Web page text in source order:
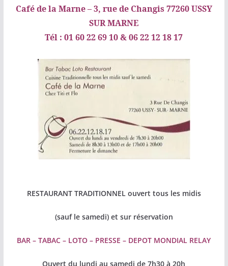
Café de la Marne – 3, rue de Changis 77260 USSY
SUR MARNE
Tél : 01 60 22 69 10 & 06 22 12 18 17
RESTAURANT TRADITIONNEL ouvert tous les midis
(sauf le samedi) et sur réservation
BAR – TABAC – LOTO – PRESSE – DEPOT MONDIAL RELAY
Ouvert du lundi au samedi de 7h30 à 20h